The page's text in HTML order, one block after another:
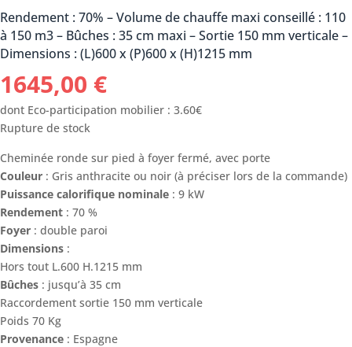
Rendement : 70% – Volume de chauffe maxi conseillé : 110
à 150 m3 – Bûches : 35 cm maxi – Sortie 150 mm verticale –
Dimensions : (L)600 x (P)600 x (H)1215 mm
1645,00 €
dont Eco-participation mobilier : 3.60€
Rupture de stock
Cheminée ronde sur pied à foyer fermé, avec porte
Couleur : Gris anthracite ou noir (à préciser lors de la commande)
Puissance calorifique nominale : 9 kW
Rendement : 70 %
Foyer : double paroi
Dimensions :
Hors tout L.600 H.1215 mm
Bûches : jusqu’à 35 cm
Raccordement sortie 150 mm verticale
Poids 70 Kg
Provenance : Espagne